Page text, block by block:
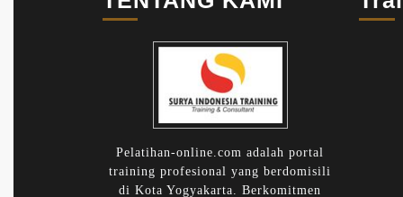
Pelatihan-online.com adalah portal
training profesional yang berdomisili
di Kota Yogyakarta. Berkomitmen